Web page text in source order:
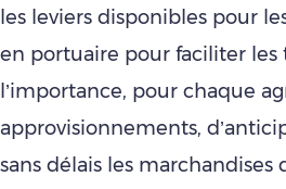
les leviers disponibles pour
en portuaire pour faciliter les
l’importance, pour chaque
approvisionnements,
sans délais les